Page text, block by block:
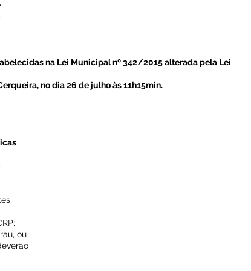
na Lei Municipal nº 342/2015 alterada pela Lei
no dia 26 de julho às 11h15min.
ou